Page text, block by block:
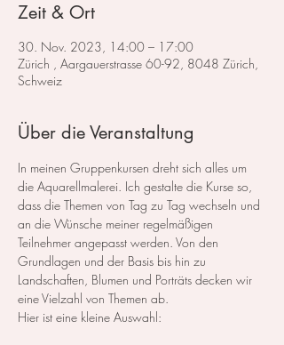
Zeit & Ort
30. Nov. 2023, 14:00 – 17:00
Zürich , Aargauerstrasse 60-92, 8048 Zürich,
Schweiz
Über die Veranstaltung
In meinen Gruppenkursen dreht sich alles um
die Aquarellmalerei. Ich gestalte die Kurse so,
dass die Themen von Tag zu Tag wechseln und
an die Wünsche meiner regelmäßigen
Teilnehmer angepasst werden. Von den
Grundlagen und der Basis bis hin zu
Landschaften, Blumen und Porträts decken wir
eine Vielzahl von Themen ab.
Hier ist eine kleine Auswahl: